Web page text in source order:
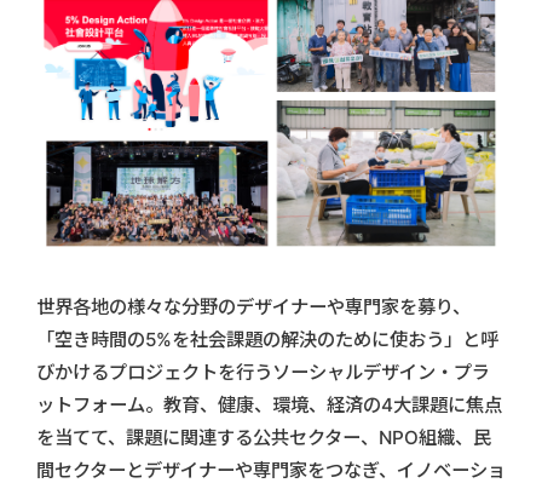
世界各地の様々な分野のデザイナーや専門家を募り、
「空き時間の5%を社会課題の解決のために使おう」と呼
びかけるプロジェクトを行うソーシャルデザイン・プラ
ットフォーム。教育、健康、環境、経済の4大課題に焦点
を当てて、課題に関連する公共セクター、NPO組織、民
間セクターとデザイナーや専門家をつなぎ、イノベーショ